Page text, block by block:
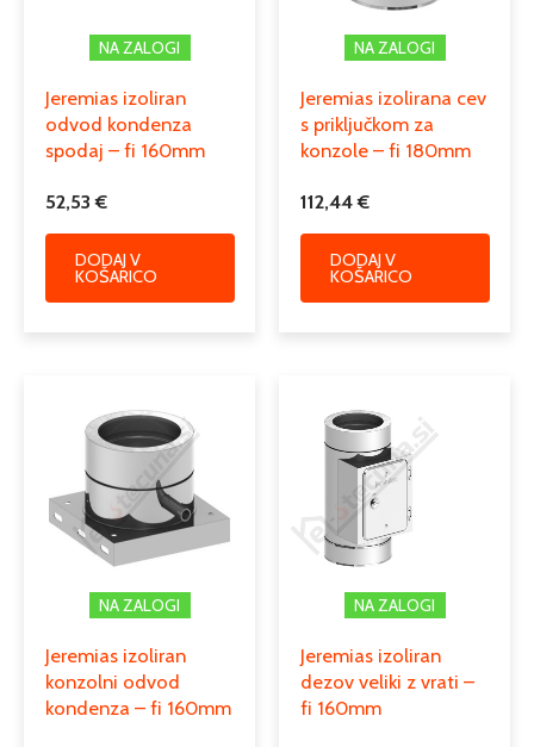
NA ZALOGI
Jeremias izoliran
odvod kondenza
spodaj – fi 160mm
52,53€
DODAJ V
KOŠARICO
NA ZALOGI
Jeremias izolirana cev
s priključkom za
konzole – fi 180mm
112,44€
DODAJ V
KOŠARICO
NA ZALOGI
Jeremias izoliran
konzolni odvod
kondenza – fi 160mm
NA ZALOGI
Jeremias izoliran
dezov veliki z vrati –
fi 160mm